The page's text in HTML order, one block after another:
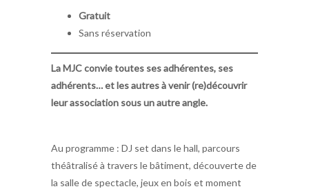
Gratuit
Sans réservation
La MJC convie toutes ses adhérentes, ses
adhérents… et les autres à venir (re)découvrir
leur association sous un autre angle.
Au programme : DJ set dans le hall, parcours
théâtralisé à travers le bâtiment, découverte de
la salle de spectacle, jeux en bois et moment